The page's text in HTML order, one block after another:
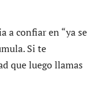
a confiar en “ya se
Si te
que luego llamas